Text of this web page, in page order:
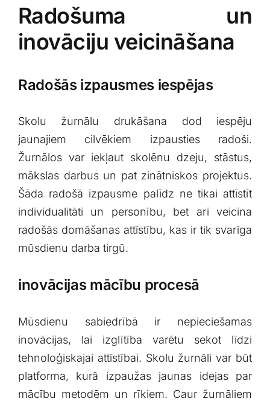
Radošuma ​un
inovāciju veicināšana
Radošās ‌izpausmes iespējas
Skolu žurnālu drukāšana dod iespēju
jaunajiem cilvēkiem izpausties radoši.
Žurnālos var iekļaut skolēnu dzeju, stāstus,​
mākslas⁣ darbus‌ un pat zinātniskos projektus.
Šāda radošā izpausme palīdz⁣ ne tikai attīstīt
individualitāti un personību, bet‍ arī veicina
radošās domāšanas attīstību, kas ir tik svarīga
mūsdienu darba tirgū.
inovācijas mācību procesā
Mūsdienu sabiedrībā ir ‍nepieciešamas
inovācijas, lai izglītība varētu sekot līdzi
tehnoloģiskajai attīstībai. Skolu žurnāli var būt
platforma, kurā izpaužas jaunas idejas par
mācību metodēm un rīkiem. Caur žurnāliem